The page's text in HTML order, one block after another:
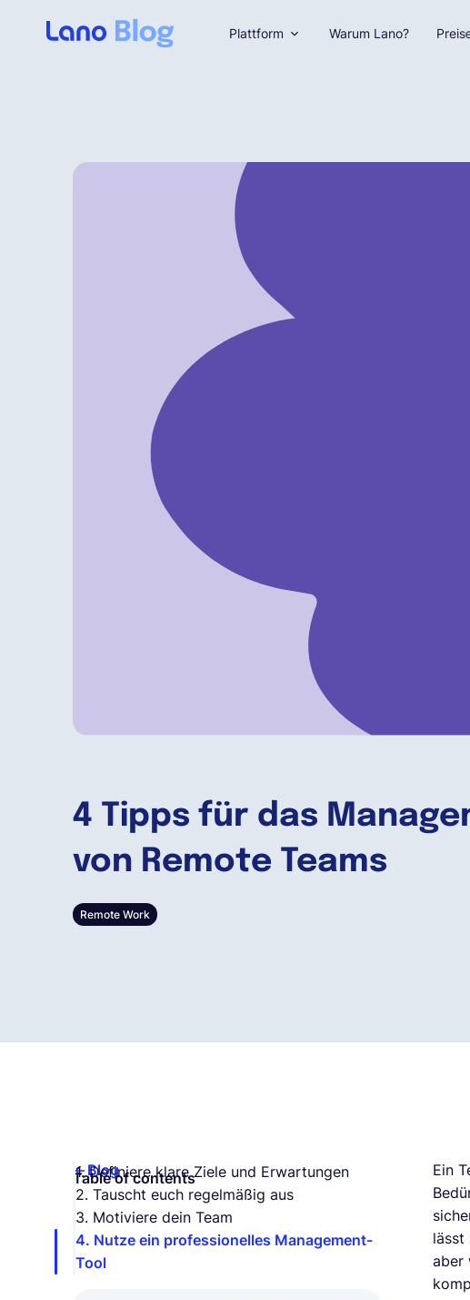
4 Tipps für das
von Remote Teams
Remote Work
Plattform Warum Lano?
Blog
Table of contents
1. Definiere klare Ziele und Erwartungen
2. Tauscht euch regelmäßig aus
3. Motiviere dein Team
4. Nutze ein professionelles Management-
Tool
Ein
lässt
aber